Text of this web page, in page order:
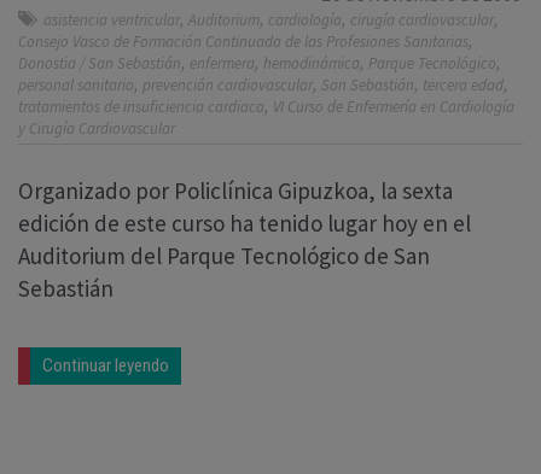
asistencia ventricular, Auditorium, cardiología, cirugía cardiovascular,
Consejo Vasco de Formación Continuada de las Profesiones Sanitarias,
Donostia / San Sebastián, enfermera, hemodinámica, Parque Tecnológico,
personal sanitario, prevención cardiovascular, San Sebastián, tercera edad,
tratamientos de insuficiencia cardiaca, VI Curso de Enfermería en Cardiología
y Cirugía Cardiovascular
Organizado por Policlínica Gipuzkoa, la sexta
edición de este curso ha tenido lugar hoy en el
Auditorium del Parque Tecnológico de San
Sebastián
Continuar leyendo